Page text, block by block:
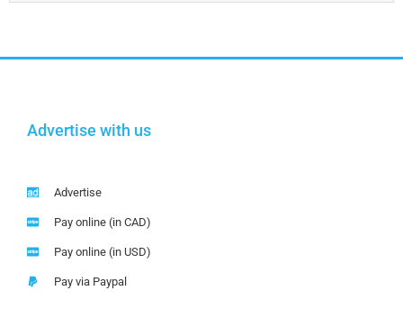
Advertise with us
Advertise
Pay online (in CAD)
Pay online (in USD)
Pay via Paypal